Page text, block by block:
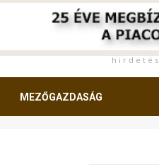
h i r d e t é s
MEZŐGAZDASÁG